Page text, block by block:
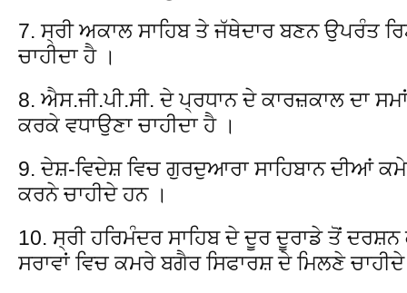
7. ਸ੍ਰੀ ਅਕਾਲ ਸਾਹਿਬ ਤੇ ਜੱਥੇਦਾਰ ਬਣਨ ਉਪਰੰਤ
ਚਾਹੀਦਾ ਹੈ ।
8. ਐਸ.ਜੀ.ਪੀ.ਸੀ. ਦੇ ਪ੍ਰਧਾਨ ਦੇ ਕਾਰਜ਼ਕਾਲ ਦਾ
ਕਰਕੇ ਵਧਾਉਣਾ ਚਾਹੀਦਾ ਹੈ ।
9. ਦੇਸ਼-ਵਿਦੇਸ਼ ਵਿਚ ਗੁਰਦੁਆਰਾ ਸਾਹਿਬਾਨ ਦੀਆਂ
ਕਰਨੇ ਚਾਹੀਦੇ ਹਨ ।
10. ਸ੍ਰੀ ਹਰਿਮੰਦਰ ਸਾਹਿਬ ਦੇ ਦੂਰ ਦੂਰਾਡੇ ਤੋਂ
ਸਰਾਵਾਂ ਵਿਚ ਕਮਰੇ ਬਗੈਰ ਸਿਫਾਰਸ਼ ਦੇ ਮਿਲਣੇ